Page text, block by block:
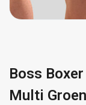
Boss
Multi